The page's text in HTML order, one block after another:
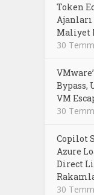
Token
Maliyet
30
Bypass,
VM
30
Copilot
Azure
Direct
30